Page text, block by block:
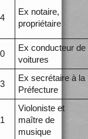
Ex notaire,
propriétaire
Ex conducteur de
voitures
Ex secrétaire à la
Préfecture
Violoniste et
maître de
musique